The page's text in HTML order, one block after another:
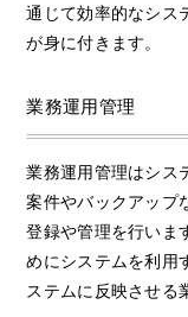
通じて効率的なシス
が身に付きます。
業務運用管理
業務運用管理はシス
案件やバックアップ
登録や管理を行いま
めにシステムを利用
ステムに反映させる